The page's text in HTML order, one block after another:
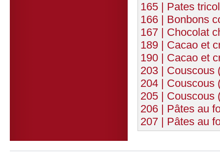
165 | Pates
166 | Bonbons
167 | Chocolat
189 | Cacao et
190 | Cacao et
203 | Couscous
204 | Couscous
205 | Couscous
206 | Pâtes au
207 | Pâtes au